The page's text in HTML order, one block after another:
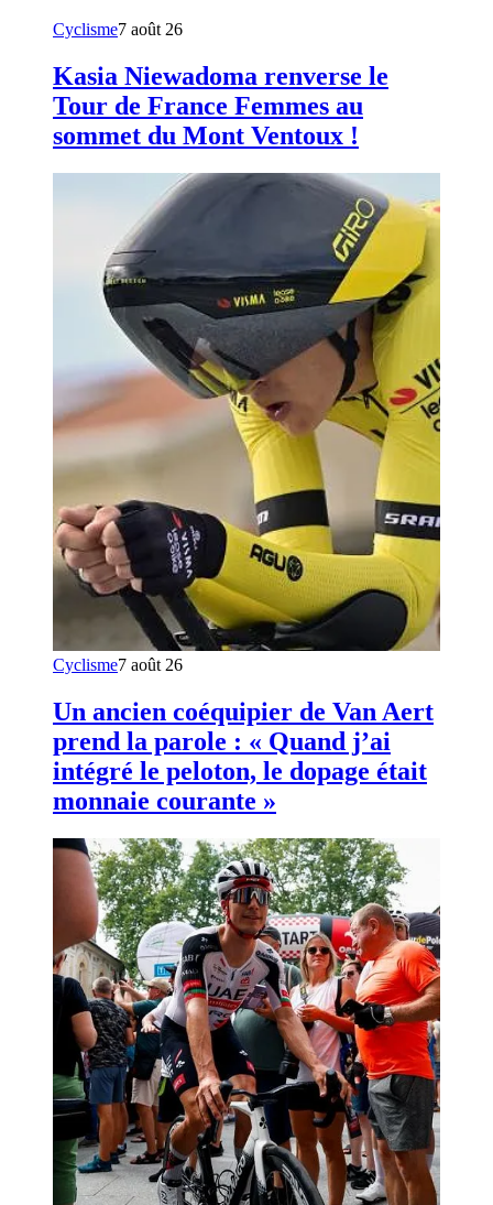
Cyclisme7 août 26
Kasia Niewadoma renverse le
Tour de France Femmes au
sommet du Mont Ventoux !
Cyclisme7 août 26
Un ancien coéquipier de Van Aert
prend la parole : « Quand j’ai
intégré le peloton, le dopage était
monnaie courante »